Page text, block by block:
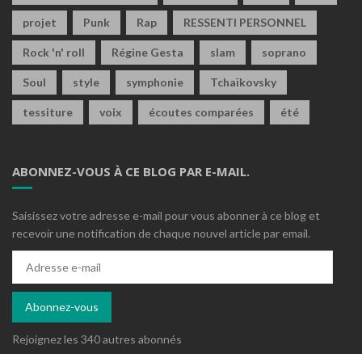
projet Punk Rap RESSENTI PERSONNEL
Rock 'n' roll Régine Gesta slam soprano
Soul style symphonie Tchaïkovsky
tessiture voix écoutes comparées été
ABONNEZ-VOUS À CE BLOG PAR E-MAIL.
Saisissez votre adresse e-mail pour vous abonner à ce blog et
recevoir une notification de chaque nouvel article par email.
mail
Abonnez-vous
Rejoignez les 340 autres abonnés